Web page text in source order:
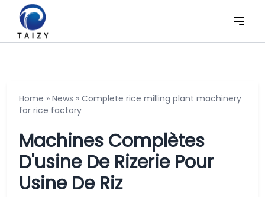
Home » News » Complete rice milling plant machinery
for rice factory
Machines Complètes
D'usine De Rizerie Pour
Usine De Riz